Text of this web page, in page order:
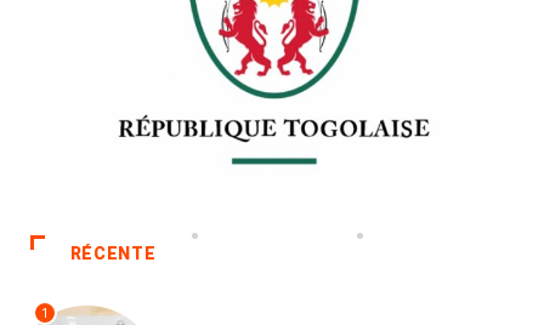
RÉCENTE
1